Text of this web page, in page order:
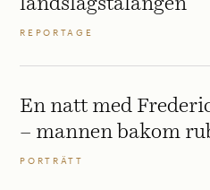
REPORTAGE
En natt med
– mannen bakom
PORTRÄTT